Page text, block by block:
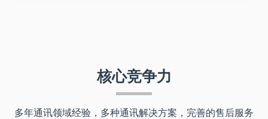
核心竞争力
多年通讯领域经验，多种通讯解决方案，完善的售后服务